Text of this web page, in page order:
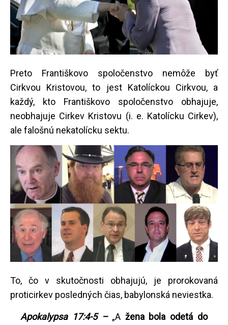
Preto Františkovo spoločenstvo nemôže byť
Cirkvou Kristovou, to jest Katolíckou Cirkvou, a
každý, kto Františkovo spoločenstvo obhajuje,
neobhajuje Cirkev Kristovu (i. e. Katolícku Cirkev),
ale falošnú nekatolícku sektu.
To, čo v skutočnosti obhajujú, je prorokovaná
proticirkev posledných čias, babylonská neviestka.
Apokalypsa 17:4-5 –„A žena bola odetá do